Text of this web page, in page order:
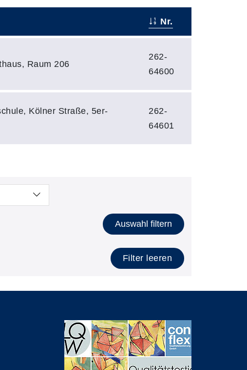
Nr.
Raum 206
262-
64600
Kölner Straße, 5er-
262-
64601
Auswahl filtern
Filter leeren